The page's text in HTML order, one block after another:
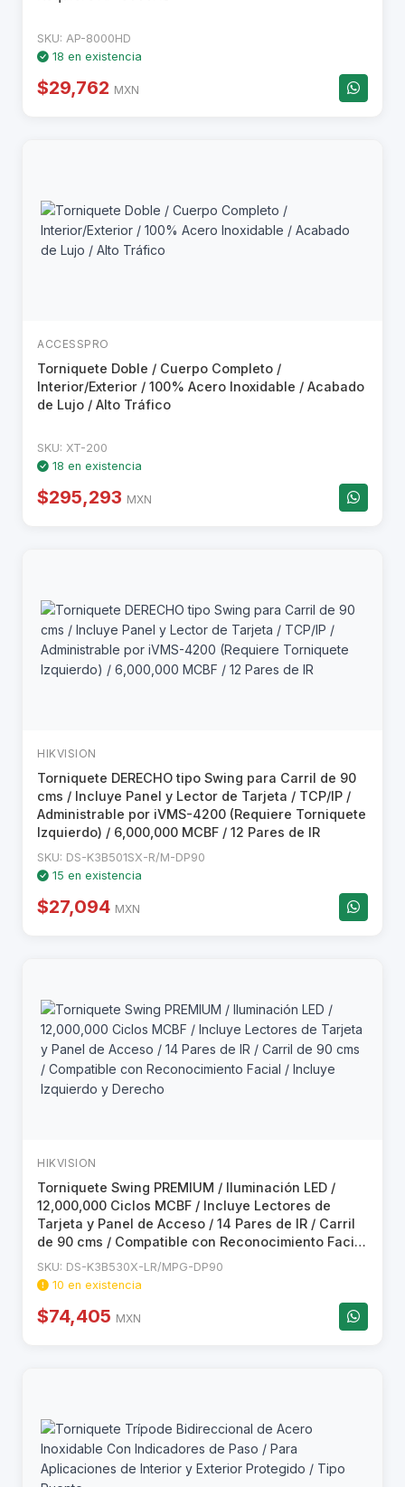
SKU: AP-8000HD
18 en existencia
$29,762 MXN
ACCESSPRO
Torniquete Doble / Cuerpo Completo /
Interior/Exterior / 100% Acero Inoxidable / Acabado
de Lujo / Alto Tráfico
SKU: XT-200
18 en existencia
$295,293 MXN
HIKVISION
Torniquete DERECHO tipo Swing para Carril de 90
cms / Incluye Panel y Lector de Tarjeta / TCP/IP /
Administrable por iVMS-4200 (Requiere Torniquete
Izquierdo) / 6,000,000 MCBF / 12 Pares de IR
SKU: DS-K3B501SX-R/M-DP90
15 en existencia
$27,094 MXN
HIKVISION
Torniquete Swing PREMIUM / Iluminación LED /
12,000,000 Ciclos MCBF / Incluye Lectores de
Tarjeta y Panel de Acceso / 14 Pares de IR / Carril
de 90 cms / Compatible con Reconocimiento Facial
/ Incluye Izquierdo y Derecho
SKU: DS-K3B530X-LR/MPG-DP90
10 en existencia
$74,405 MXN